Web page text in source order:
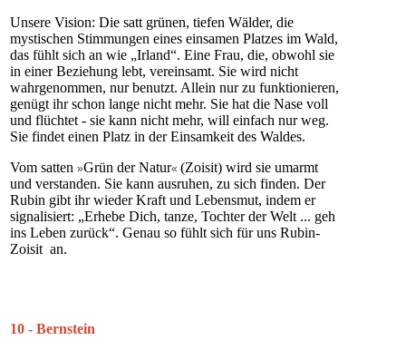
Unsere Vision: Die satt grünen, tiefen Wälder, die
mystischen Stimmungen eines einsamen Platzes im Wald,
das fühlt sich an wie „Irland“. Eine Frau, die, obwohl sie
in einer Beziehung lebt, vereinsamt. Sie wird nicht
wahrgenommen, nur benutzt. Allein nur zu funktionieren,
genügt ihr schon lange nicht mehr. Sie hat die Nase voll
und flüchtet - sie kann nicht mehr, will einfach nur weg.
Sie findet einen Platz in der Einsamkeit des Waldes.
Vom satten »Grün der Natur« (Zoisit) wird sie umarmt
und verstanden. Sie kann ausruhen, zu sich finden. Der
Rubin gibt ihr wieder Kraft und Lebensmut, indem er
signalisiert: „Erhebe Dich, tanze, Tochter der Welt ... geh
ins Leben zurück“. Genau so fühlt sich für uns Rubin-
Zoisit an.
10 - Bernstein